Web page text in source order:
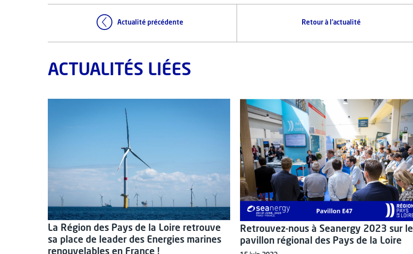
Actualité précédente Retour à l'actualité
ACTUALITÉS LIÉES
La Région des Pays de la Loire retrouve
sa place de leader des Energies marines
renouvelables en France !
Retrouvez-nous à Seanergy 2023 sur le
pavillon régional des Pays de la Loire